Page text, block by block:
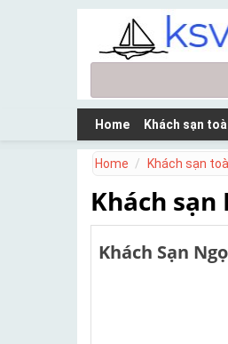
Skip to main content
Home Khách sạn
Home Khách sạn
Khách sạn
Khách Sạn